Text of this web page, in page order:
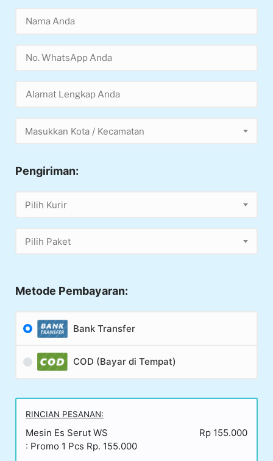
Masukkan Kota / Kecamatan
Pengiriman:
Pilih Kurir
Pilih Paket
Metode Pembayaran:
Bank Transfer
COD (Bayar di Tempat)
RINCIAN PESANAN:
Mesin Es Serut WS
: Promo 1 Pcs Rp. 155.000
Rp 155.000